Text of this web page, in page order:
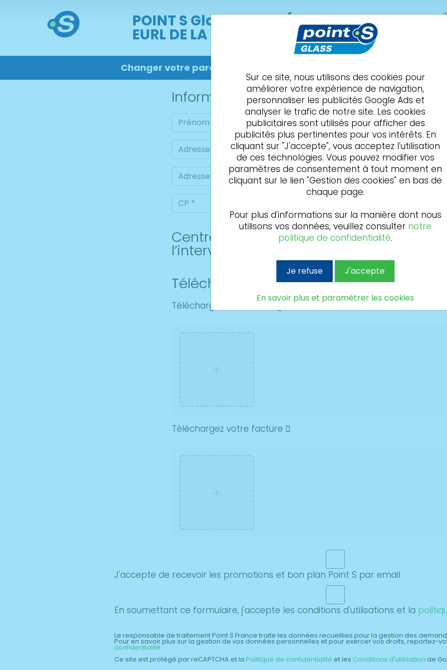
POINT S GlassRaon-l'Étape
EURL DE LA PLAINE
Changer votre pare-brise
Informations personnelles
Centre Point S Glass ayant effectué
l’intervention
Téléchargez votre carte grise et votre
Téléchargez votre carte grise
Téléchargez votre facture
J'accepte de recevoir les promotions et bon plan Point S par email
En soumettant ce formulaire, j'accepte les conditions d'utilisations et la
Le responsable de traitement Point S France traite les données recueillies pour la gestion des
Pour en savoir plus sur la gestion de vos données personnelles et pour exercer vos droits, reportez-
confidentialité
Ce site est protégé par reCAPTCHA et la Politique de confidentialité et les Conditions d'utilisation de
Sur ce site, nous utilisons des cookies pour
améliorer votre expérience de navigation,
personnaliser les publicités Google Ads et
analyser le trafic de notre site. Les cookies
publicitaires sont utilisés pour afficher des
publicités plus pertinentes pour vos intérêts. En
cliquant sur "J'accepte", vous acceptez l'utilisation
de ces technologies. Vous pouvez modifier vos
paramètres de consentement à tout moment en
cliquant sur le lien "Gestion des cookies" en bas de
chaque page.
Pour plus d'informations sur la manière dont nous
utilisons vos données, veuillez consulter notre
politique de confidentialité.
Je refuse J'accepte
En savoir plus et paramétrer les cookies